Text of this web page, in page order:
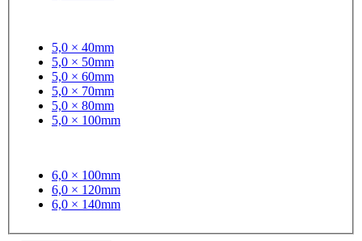
5,0 × 40mm
5,0 × 50mm
5,0 × 60mm
5,0 × 70mm
5,0 × 80mm
5,0 × 100mm
6,0 × 100mm
6,0 × 120mm
6,0 × 140mm